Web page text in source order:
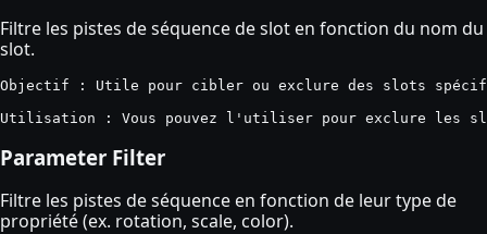
Filtre les pistes de séquence de slot en fonction du nom du
slot.
Objectif : Utile pour cibler ou exclure des slots
Utilisation : Vous pouvez l'utiliser pour exclure les
Parameter Filter
Filtre les pistes de séquence en fonction de leur type de
propriété (ex. rotation, scale, color).